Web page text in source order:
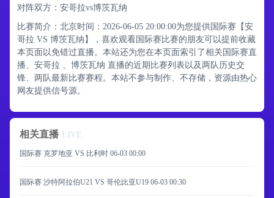
对阵双方：安哥拉vs博茨瓦纳
比赛简介：北京时间：2026-06-05 20:00:00为您提供国际赛【安
哥拉 VS 博茨瓦纳】，喜欢观看国际赛比赛的朋友可以提前收藏
本页面以免错过直播。本站还为您在本页面索引了相关国际赛直
播、安哥拉 、博茨瓦纳 直播的近期比赛列表以及两队历史交
锋、两队最新比赛赛程。本站不参与制作、不存储，资源由热心
网友提供信号源。
相关直播 LIVE
国际赛 克罗地亚 VS 比利时 06-03 00:00
国际赛 沙特阿拉伯U21 VS 哥伦比亚U19 06-03 00:30